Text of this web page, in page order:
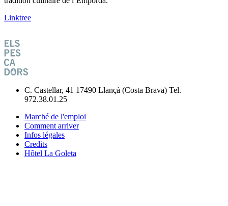
Linktree
C. Castellar, 41 17490 Llançà (Costa Brava) Tel.
972.38.01.25
Marché de l'emploi
Comment arriver
Infos légales
Credits
Hôtel La Goleta